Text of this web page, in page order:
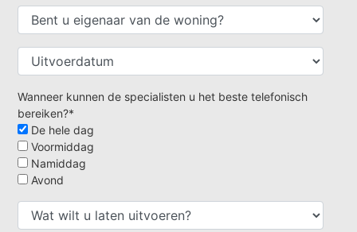
Wanneer kunnen de specialisten u het beste telefonisch
bereiken?*
De hele dag
Voormiddag
Namiddag
Avond